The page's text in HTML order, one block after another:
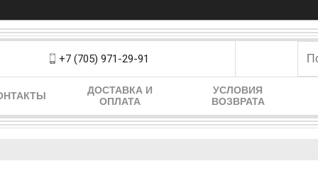
+7 (705) 971-29-91
ДОСТАВКА И
ОПЛАТА
УСЛОВИЯ
ВОЗВРАТА